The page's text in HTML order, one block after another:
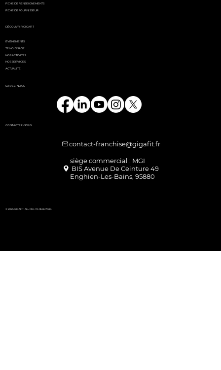
DÉCOUVRIR GIGAFIT
ÉVÉNEMENTS
TÉMOIGNAGE
NOS ACTIVITÉS
NOS SERVICES
ACTUALITÉ
CONTACTEZ-NOUS
contact-franchise@gigafit.fr
Enghien-Les-Bains, 95880
FICHE DE RENSEIGNEMENTS
FICHE DE FOURNISSEUR
SUIVEZ-NOUS
© 2025 GIGAFIT. ALL RIGHTS RESERVED.